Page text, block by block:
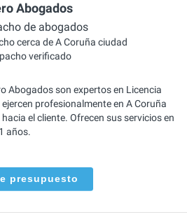
Abogados
de abogados
cerca de A Coruña ciudad
verificado
Abogados son expertos en Licencia
profesionalmente en A Coruña
el cliente. Ofrecen sus servicios en
años.
presupuesto